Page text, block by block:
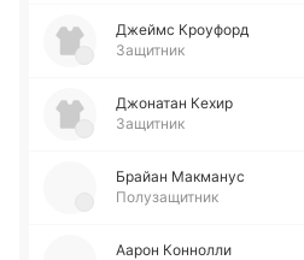
Джеймс Кроу­форд
Защитник
Джо­на­тан Кехир
Защитник
Брайан Ма­кма­нус
Полузащитник
Аарон Ко­нно­лли